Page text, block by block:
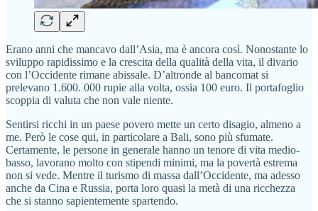
Erano anni che mancavo dall’Asia, ma è ancora così. Nonostante lo
sviluppo rapidissimo e la crescita della qualità della vita, il divario
con l’Occidente rimane abissale. D’altronde al bancomat si
prelevano 1.600. 000 rupie alla volta, ossia 100 euro. Il portafoglio
scoppia di valuta che non vale niente.
Sentirsi ricchi in un paese povero mette un certo disagio, almeno a
me. Però le cose qui, in particolare a Bali, sono più sfumate.
Certamente, le persone in generale hanno un tenore di vita medio-
basso, lavorano molto con stipendi minimi, ma la povertà estrema
non si vede. Mentre il turismo di massa dall’Occidente, ma adesso
anche da Cina e Russia, porta loro quasi la metà di una ricchezza
che si stanno sapientemente spartendo.